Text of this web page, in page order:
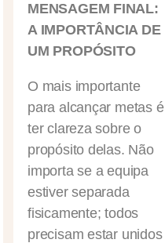
MENSAGEM FINAL:
A IMPORTÂNCIA DE
UM PROPÓSITO
O mais importante
para alcançar metas é
ter clareza sobre o
propósito delas. Não
importa se a equipa
estiver separada
fisicamente; todos
precisam estar unidos